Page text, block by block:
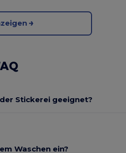
Stickerei geeignet?
Waschen ein?